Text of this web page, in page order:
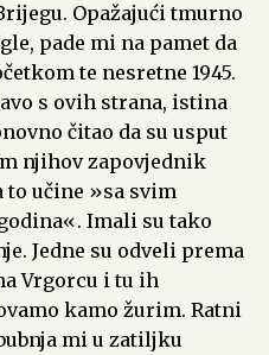
Opažajući tmurno
pade mi na pamet da
te nesretne 1945.
s ovih strana, istina
čitao da su usput
njihov zapovjednik
to učine »sa svim
Imali su tako
Jedne su odveli prema
Vrgorcu i tu ih
kamo žurim. Ratni
mi u zatiljku